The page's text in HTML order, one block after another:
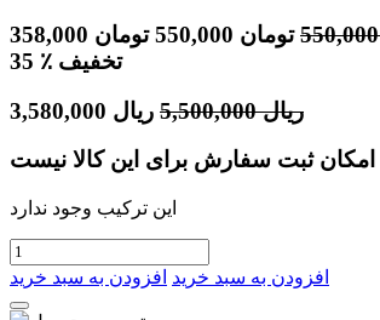
358,000 تومان 550,000تومان 550,000
35
٪ تخفیف
3,580,000 ریال 5,500,000 ریال
امکان ثبت سفارش برای این کالا نیست
این ترکیب وجود ندارد
افزودن به سبد خرید افزودن به سبد خرید